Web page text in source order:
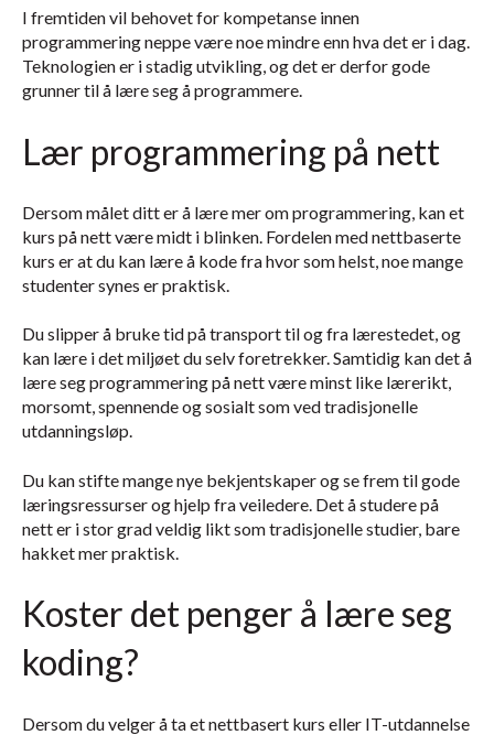
I fremtiden vil behovet for kompetanse innen
programmering neppe være noe mindre enn hva det er i dag.
Teknologien er i stadig utvikling, og det er derfor gode
grunner til å lære seg å programmere.
Lær programmering på nett
Dersom målet ditt er å lære mer om programmering, kan et
kurs på nett være midt i blinken. Fordelen med nettbaserte
kurs er at du kan lære å kode fra hvor som helst, noe mange
studenter synes er praktisk.
Du slipper å bruke tid på transport til og fra lærestedet, og
kan lære i det miljøet du selv foretrekker. Samtidig kan det å
lære seg programmering på nett være minst like lærerikt,
morsomt, spennende og sosialt som ved tradisjonelle
utdanningsløp.
Du kan stifte mange nye bekjentskaper og se frem til gode
læringsressurser og hjelp fra veiledere. Det å studere på
nett er i stor grad veldig likt som tradisjonelle studier, bare
hakket mer praktisk.
Koster det penger å lære seg
koding?
Dersom du velger å ta et nettbasert kurs eller IT-utdannelse